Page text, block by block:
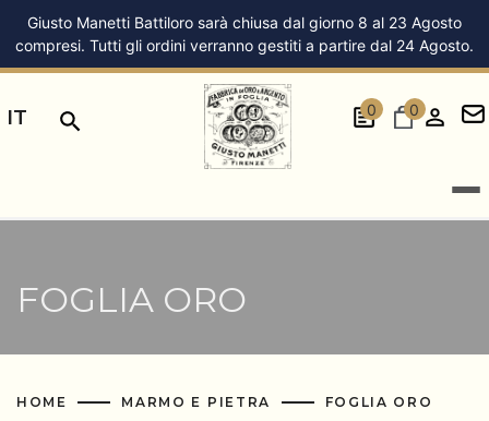
Giusto Manetti Battiloro sarà chiusa dal giorno 8 al 23 Agosto
compresi. Tutti gli ordini verranno gestiti a partire dal 24 Agosto.
IT 0 0
FOGLIA ORO
HOME MARMO E PIETRA FOGLIA ORO